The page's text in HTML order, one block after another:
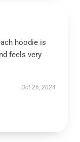
hoodie is
feels very
Oct 26, 2024